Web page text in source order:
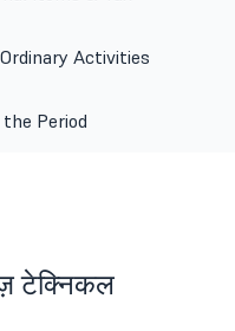
Activities
Period
टेक्निकल